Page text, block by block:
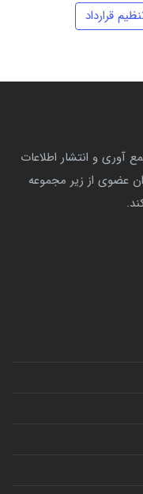
قرارداد
سال 1394 با هدف جمع آوری و انتشار اطلاعات
عضوی از زیر مجموعه